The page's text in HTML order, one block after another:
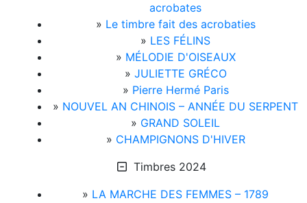
acrobates
» Le timbre fait des acrobaties
» LES FÉLINS
» MÉLODIE D'OISEAUX
» JULIETTE GRÉCO
» Pierre Hermé Paris
» NOUVEL AN CHINOIS – ANNÉE DU SERPENT
» GRAND SOLEIL
» CHAMPIGNONS D'HIVER
Timbres 2024
» LA MARCHE DES FEMMES – 1789